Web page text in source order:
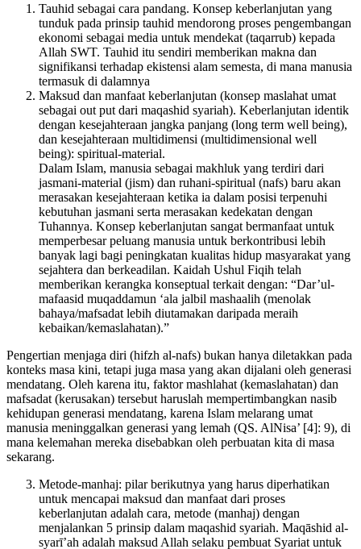
Tauhid sebagai cara pandang. Konsep keberlanjutan yang
tunduk pada prinsip tauhid mendorong proses pengembangan
ekonomi sebagai media untuk mendekat (taqarrub) kepada
Allah SWT. Tauhid itu sendiri memberikan makna dan
signifikansi terhadap ekistensi alam semesta, di mana manusia
termasuk di dalamnya
Maksud dan manfaat keberlanjutan (konsep maslahat umat
sebagai out put dari maqashid syariah). Keberlanjutan identik
dengan kesejahteraan jangka panjang (long term well being),
dan kesejahteraan multidimensi (multidimensional well
being): spiritual-material.
Dalam Islam, manusia sebagai makhluk yang terdiri dari
jasmani-material (jism) dan ruhani-spiritual (nafs) baru akan
merasakan kesejahteraan ketika ia dalam posisi terpenuhi
kebutuhan jasmani serta merasakan kedekatan dengan
Tuhannya. Konsep keberlanjutan sangat bermanfaat untuk
memperbesar peluang manusia untuk berkontribusi lebih
banyak lagi bagi peningkatan kualitas hidup masyarakat yang
sejahtera dan berkeadilan. Kaidah Ushul Fiqih telah
memberikan kerangka konseptual terkait dengan: “Dar’ul-
mafaasid muqaddamun ‘ala jalbil mashaalih (menolak
bahaya/mafsadat lebih diutamakan daripada meraih
kebaikan/kemaslahatan).”
Pengertian menjaga diri (hifzh al-nafs) bukan hanya diletakkan pada
konteks masa kini, tetapi juga masa yang akan dijalani oleh generasi
mendatang. Oleh karena itu, faktor mashlahat (kemaslahatan) dan
mafsadat (kerusakan) tersebut haruslah mempertimbangkan nasib
kehidupan generasi mendatang, karena Islam melarang umat
manusia meninggalkan generasi yang lemah (QS. AlNisa’ [4]: 9), di
mana kelemahan mereka disebabkan oleh perbuatan kita di masa
sekarang.
Metode-manhaj: pilar berikutnya yang harus diperhatikan
untuk mencapai maksud dan manfaat dari proses
keberlanjutan adalah cara, metode (manhaj) dengan
menjalankan 5 prinsip dalam maqashid syariah. Maqāshid al-
syarī’ah adalah maksud Allah selaku pembuat Syariat untuk